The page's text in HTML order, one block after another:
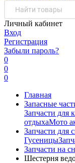
Личный кабинет
Вход
Регистрация
Забыли пароль?
0
0
0
Главная
Запасные
Запчасти для
отдыхаМото
Запчасти для
Гусеницы
Запчасти на
Шестерня